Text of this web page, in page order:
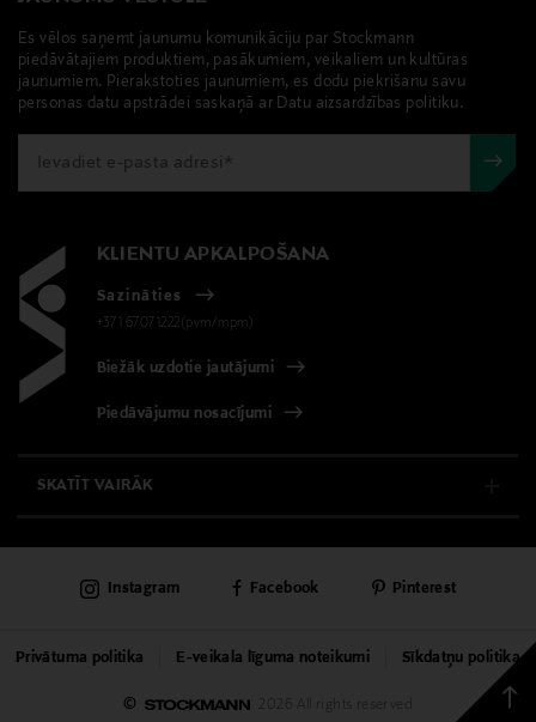
Back
to
Es vēlos saņemt jaunumu komunikāciju par Stockmann
piedāvātajiem produktiem, pasākumiem, veikaliem un kultūras
jaunumiem. Pierakstoties jaunumiem, es dodu piekrišanu savu
personas datu apstrādei saskaņā ar Datu aizsardzības politiku.
KLIENTU APKALPOŠANA
Sazināties
+371 67071222(pvm/mpm)
Biežāk uzdotie jautājumi
Piedāvājumu nosacījumi
SKATĪT VAIRĀK
KLIENTU APKALPOŠANA
UNIVERSĀLVEIKALS
PAKALPOJUMI
© 2026 All rights reserved
Privātuma politika E-veikala līguma noteikumi Sīkdatņu politika
Instagram Facebook Pinterest